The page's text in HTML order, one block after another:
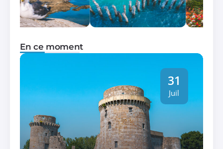
En ce moment
31
Juil